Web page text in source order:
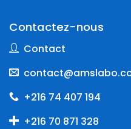
Contactez-nous
Contact
+216 74 407 194
+216 70 871 328